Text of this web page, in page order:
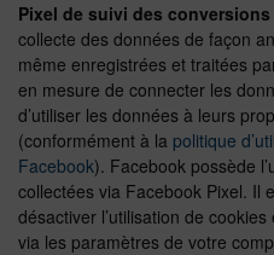
Pixel de suivi des
collecte des données de façon
même enregistrées et traitées
en mesure de connecter les
d’utiliser les données à leurs
(conformément à la politique
Facebook). Facebook possède
collectées via Facebook Pixel. Il
désactiver l’utilisation de
via les paramètres de votre